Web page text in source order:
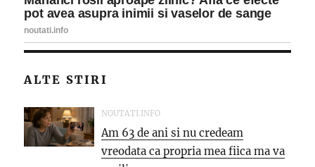
ALTE STIRI
NOUTATI.INFO
Am 63 de ani si nu credeam
vreodata ca propria mea fiica ma va